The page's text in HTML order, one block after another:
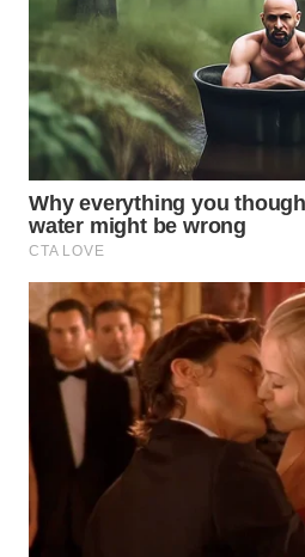
WN
BINJAI
WN
CIREBON
INDRAMAYU
WN
KUNINGAN
WN
MAJALENGKA
WN